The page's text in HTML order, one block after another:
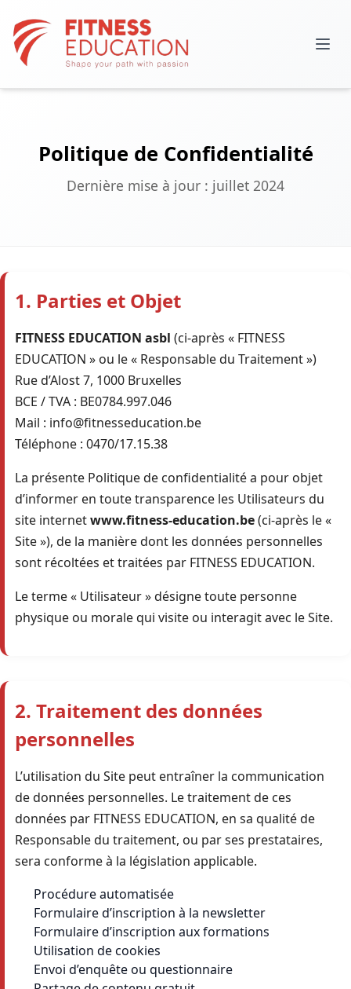
Politique de Confidentialité
Dernière mise à jour : juillet 2024
1. Parties et Objet
FITNESS EDUCATION asbl (ci-après « FITNESS
EDUCATION » ou le « Responsable du Traitement »)
Rue d’Alost 7, 1000 Bruxelles
BCE / TVA : BE0784.997.046
Mail : info@fitnesseducation.be
Téléphone : 0470/17.15.38
La présente Politique de confidentialité a pour objet
d’informer en toute transparence les Utilisateurs du
site internetwww.fitness-education.be(ci-après le «
Site »), de la manière dont les données personnelles
sont récoltées et traitées par FITNESS EDUCATION.
Le terme « Utilisateur » désigne toute personne
physique ou morale qui visite ou interagit avec le Site.
2. Traitement des données
personnelles
L’utilisation du Site peut entraîner la communication
de données personnelles. Le traitement de ces
données par FITNESS EDUCATION, en sa qualité de
Responsable du traitement, ou par ses prestataires,
sera conforme à la législation applicable.
Procédure automatisée
Formulaire d’inscription à la newsletter
Formulaire d’inscription aux formations
Utilisation de cookies
Envoi d’enquête ou questionnaire